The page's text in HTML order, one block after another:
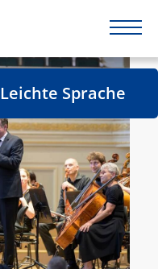
Leichte Sprache